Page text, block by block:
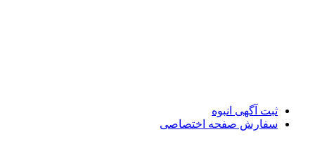
ثبت آگهی انبوه
سفارش صفحه اختصاصی